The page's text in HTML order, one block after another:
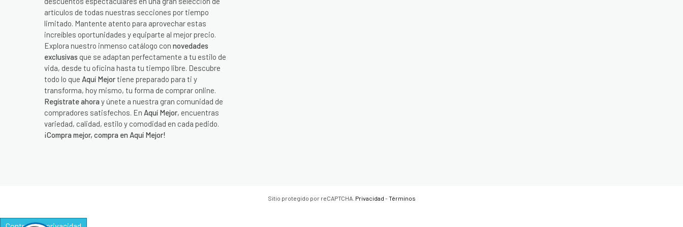
artículos de todas nuestras secciones por tiempo
limitado. Mantente atento para aprovechar estas
increíbles oportunidades y equiparte al mejor precio.
Explora nuestro inmenso catálogo con novedades
exclusivas que se adaptan perfectamente a tu estilo de
vida, desde tu oficina hasta tu tiempo libre. Descubre
todo lo que Aquí Mejortiene preparado para ti y
transforma, hoy mismo, tu forma de comprar online.
Regístrate ahora y únete a nuestra gran comunidad de
compradores satisfechos. En Aquí Mejor, encuentras
variedad, calidad, estilo y comodidad en cada pedido.
¡Compra mejor, compra en Aquí Mejor!
Sitio protegido por reCAPTCHA. Privacidad -Términos